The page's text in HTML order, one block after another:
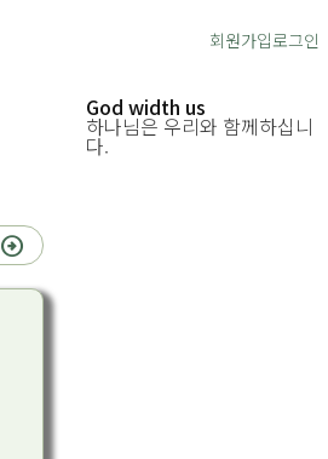
회원가입로그인
God width us
하나님은 우리와 함께하십니
다.
arrow_circle_right